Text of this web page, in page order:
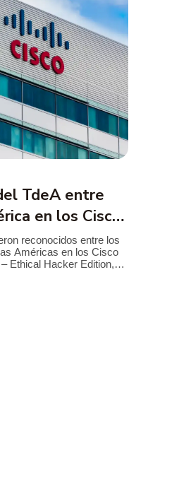
TdeA entre
en los Cisco
reconocidos entre los
Américas en los Cisco
Ethical Hacker Edition,
hacking ético y resolución